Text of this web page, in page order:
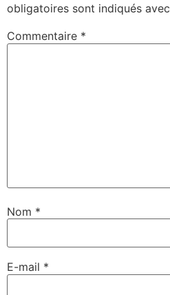
obligatoires sont indiqués avec
Commentaire *
Nom *
E-mail *